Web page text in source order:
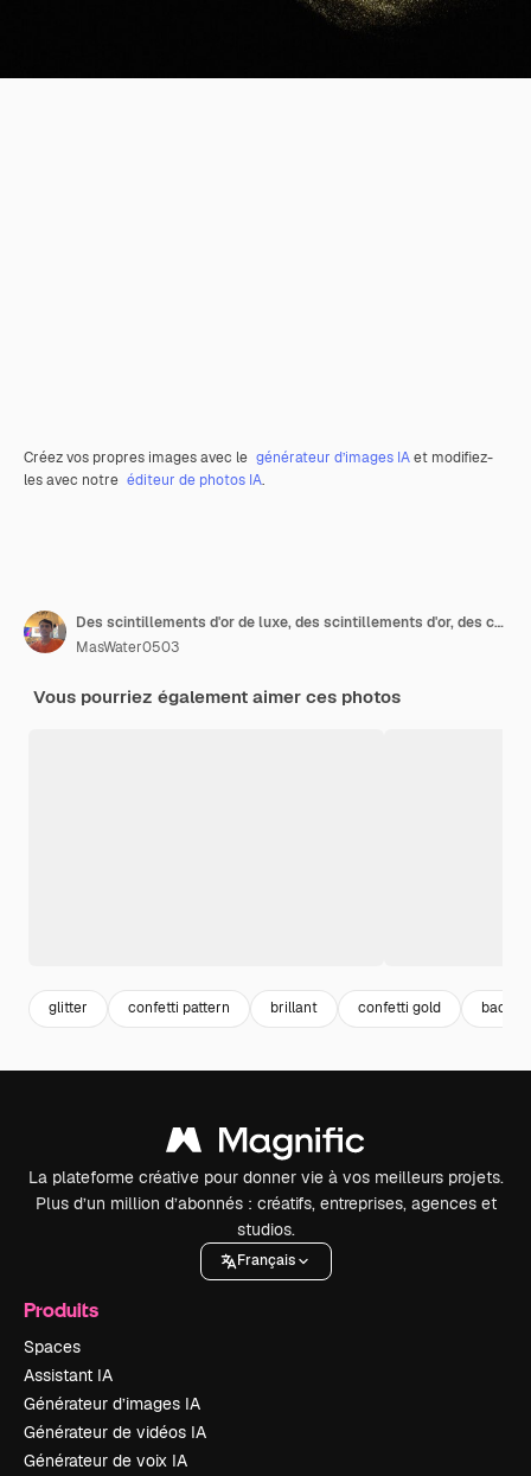
Créez vos propres images avec le générateur d’images IAet modifiez-
les avec notre éditeur de photos IA.
Des scintillements d'or de luxe, des scintillements d'or, des confettis brillants, de la poussière étincelante, la bordure du cadre, le fond
MasWater0503
Vous pourriez également aimer ces photos
glitter confetti pattern brillant confetti gold
La plateforme créative pour donner vie à vos meilleurs projets.
Plus d’un million d’abonnés : créatifs, entreprises, agences et
studios.
Français
Produits
Spaces
Assistant IA
Générateur d’images IA
Générateur de vidéos IA
Générateur de voix IA